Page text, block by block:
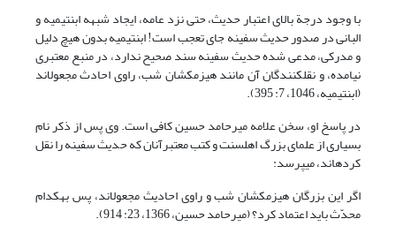
با وجود درجة بالای اعتبار حدیث، حتی نزد عامه، ایجاد شبهه ابن‏تیمیه و
البانی در صدور حدیث سفینه جای تعجب است! ابن‏تیمیه بدون هیچ دلیل
و مدرکی، مدعی شده حدیث سفینه سند صحیح ندارد، در منبع معتبری
نیامده، و نقل‏کنندگان آن مانند هیزم‏کشان شب، راوی احادث مجعول‏اند
(ابن‏تیمیه، 1046، 7: 395).
در پاسخ او، سخن علامه میرحامد حسین کافی است. وی پس از ذکر نام
بسیاری از علمای بزرگ اهل‏سنت و کتب معتبرآنان که حدیث سفینه را نقل
کرده‏اند، می‏پرسد:
اگر این بزرگان هیزم‏کشان شب و راوی احادیث مجعول‏اند، پس به‏کدام
محدّث باید اعتماد کرد؟ (میرحامد حسین، 1366، 23: 914).